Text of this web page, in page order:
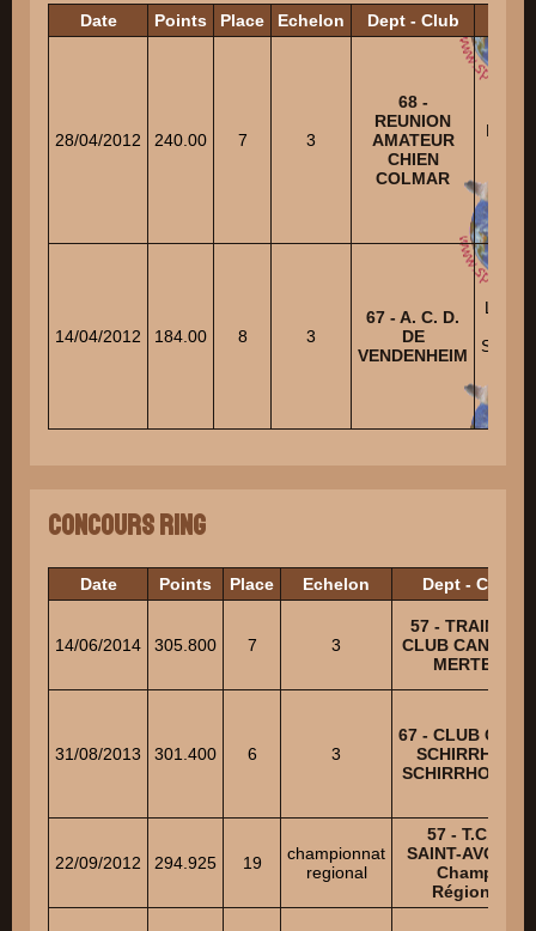
Date Points Place Echelon Dept - Club
28/04/2012 240.00 7 3
68 -
REUNION
AMATEUR
CHIEN
COLMAR
14/04/2012 184.00 8 3
67 - A. C. D.
DE
VENDENHEIM
Concours Ring
Date Points Place Echelon Dept - Club
14/06/2014 305.800 7 3
57 - TRAINING
CLUB CANIN DE
MERTEN
31/08/2013 301.400 6 3
67 - CLUB CANIN
SCHIRRHEIN
SCHIRRHOFFEN
22/09/2012 294.925 19
championnat
regional
57 - T.C.C.
SAINT-AVOLD -
Champ.
Régional